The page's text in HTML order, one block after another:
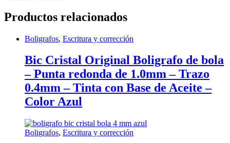
Productos relacionados
Boligrafos, Escritura y corrección
Bic Cristal Original Boligrafo de bola
– Punta redonda de 1.0mm – Trazo
0.4mm – Tinta con Base de Aceite –
Color Azul
Boligrafos, Escritura y corrección